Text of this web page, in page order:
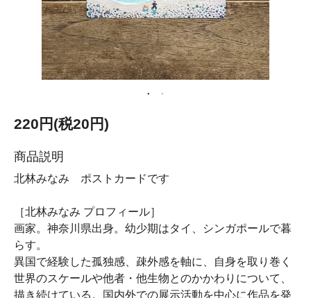
220円(税20円)
商品説明
北林みなみ ポストカードです
［北林みなみ プロフィール］
画家。神奈川県出身。幼少期はタイ、シンガポールで暮
らす。
異国で経験した孤独感、疎外感を軸に、自身を取り巻く
世界のスケールや他者・他生物とのかかわりについて、
描き続けている。国内外での展示活動を中心に作品を発